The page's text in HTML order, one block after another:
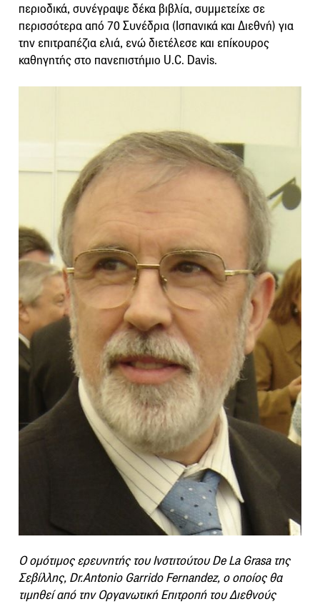
περιοδικά, συνέγραψε δέκα βιβλία, συμμετείχε σε
περισσότερα από 70 Συνέδρια (Ισπανικά και Διεθνή) για
την επιτραπέζια ελιά, ενώ διετέλεσε και επίκουρος
καθηγητής στο πανεπιστήμιο U.C. Davis.
Ο ομότιμος ερευνητής του Ινστιτούτου De La Grasa της
Σεβίλλης, Dr.Antonio Garrido Fernandez, ο οποίος θα
τιμηθεί από την Οργανωτική Επιτροπή του Διεθνούς